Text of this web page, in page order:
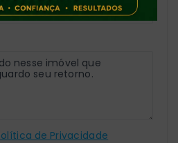
de Privacidade